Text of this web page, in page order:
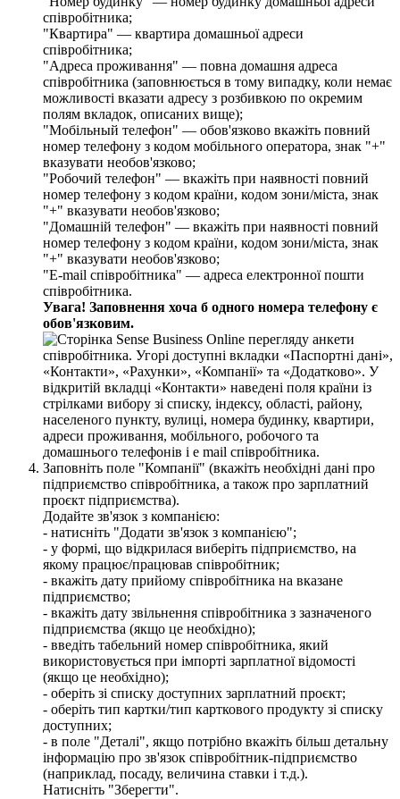
співробітника;
"Квартира" — квартира домашньої адреси
співробітника;
"Адреса проживання" — повна домашня адреса
співробітника (заповнюється в тому випадку, коли немає
можливості вказати адресу з розбивкою по окремим
полям вкладок, описаних вище);
"Мобільный телефон" — обов'язково вкажіть повний
номер телефону з кодом мобільного оператора, знак "+"
вказувати необов'язково;
"Робочий телефон" — вкажіть при наявності повний
номер телефону з кодом країни, кодом зони/міста, знак
"+" вказувати необов'язково;
"Домашній телефон" — вкажіть при наявності повний
номер телефону з кодом країни, кодом зони/міста, знак
"+" вказувати необов'язково;
"E-mail співробітника" — адреса електронної пошти
співробітника.
Увага! Заповнення хоча б одного номера телефону є
обов'язковим.
Заповніть поле "Компанії" (вкажіть необхідні дані про
підприємство співробітника, а також про зарплатний
проєкт підприємства).
Додайте зв'язок з компанією:
- натисніть "Додати зв'язок з компанією";
- у формі, що відкрилася виберіть підприємство, на
якому працює/працював співробітник;
- вкажіть дату прийому співробітника на вказане
підприємство;
- вкажіть дату звільнення співробітника з зазначеного
підприємства (якщо це необхідно);
- введіть табельний номер співробітника, який
використовується при імпорті зарплатної відомості
(якщо це необхідно);
- оберіть зі списку доступних зарплатний проєкт;
- оберіть тип картки/тип карткового продукту зі списку
доступних;
- в поле "Деталі", якщо потрібно вкажіть більш детальну
інформацію про зв'язок співробітник-підприємство
(наприклад, посаду, величина ставки і т.д.).
Натисніть "Зберегти".